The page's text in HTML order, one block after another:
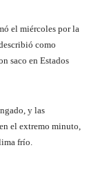
el miércoles por la
como
saco en Estados
y las
el extremo minuto,
frío.